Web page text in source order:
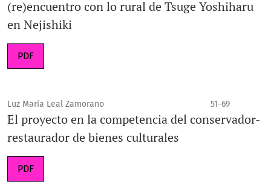
(re)encuentro con lo rural de Tsuge Yoshiharu
en Nejishiki
PDF
Luz María Leal Zamorano 51-69
El proyecto en la competencia del conservador-
restaurador de bienes culturales
PDF